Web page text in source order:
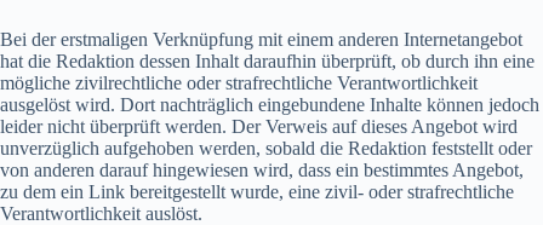
Bei der erstmaligen Verknüpfung mit einem anderen Internetangebot
hat die Redaktion dessen Inhalt daraufhin überprüft, ob durch ihn eine
mögliche zivilrechtliche oder strafrechtliche Verantwortlichkeit
ausgelöst wird. Dort nachträglich eingebundene Inhalte können jedoch
leider nicht überprüft werden. Der Verweis auf dieses Angebot wird
unverzüglich aufgehoben werden, sobald die Redaktion feststellt oder
von anderen darauf hingewiesen wird, dass ein bestimmtes Angebot,
zu dem ein Link bereitgestellt wurde, eine zivil- oder strafrechtliche
Verantwortlichkeit auslöst.